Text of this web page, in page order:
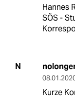
Hannes
SÖS -
N
Kurze